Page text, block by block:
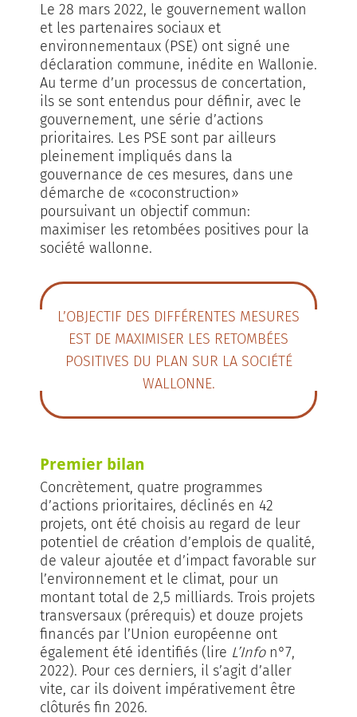
Le 28 mars 2022, le gouvernement wallon
et les partenaires sociaux et
environnementaux (PSE) ont signé une
déclaration commune, inédite en Wallonie.
Au terme d’un processus de concertation,
ils se sont entendus pour définir, avec le
gouvernement, une série d’actions
prioritaires. Les PSE sont par ailleurs
pleinement impliqués dans la
gouvernance de ces mesures, dans une
démarche de «coconstruction»
poursuivant un objectif commun:
maximiser les retombées positives pour la
société wallonne.
L’OBJECTIF DES DIFFÉRENTES MESURES
EST DE MAXIMISER LES RETOMBÉES
POSITIVES DU PLAN SUR LA SOCIÉTÉ
WALLONNE.
Premier bilan
Concrètement, quatre programmes
d’actions prioritaires, déclinés en 42
projets, ont été choisis au regard de leur
potentiel de création d’emplois de qualité,
de valeur ajoutée et d’impact favorable sur
l’environnement et le climat, pour un
montant total de 2,5 milliards. Trois projets
transversaux (prérequis) et douze projets
financés par l’Union européenne ont
également été identifiés (lire L’Infon°7,
2022). Pour ces derniers, il s’agit d’aller
vite, car ils doivent impérativement être
clôturés fin 2026.